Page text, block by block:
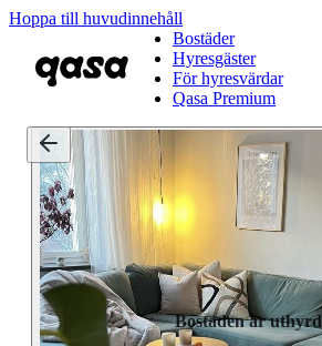
Hoppa till huvudinnehåll
Bostäder
Hyresgäster
För hyresvärdar
Qasa Premium
Bostaden är uthyrd